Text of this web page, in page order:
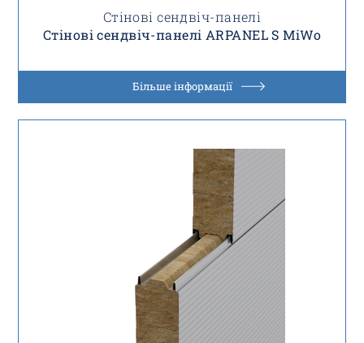
Стінові сендвіч-панелі
Стінові сендвіч-панелі ARPANEL S MiWo
Більше інформації